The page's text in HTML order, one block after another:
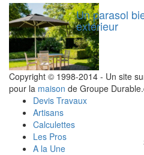
Un parasol
extérieur
Copyright © 1998-2014 - Un site
pour la maison de Groupe
Devis Travaux
Artisans
Calculettes
Les Pros
A la Une